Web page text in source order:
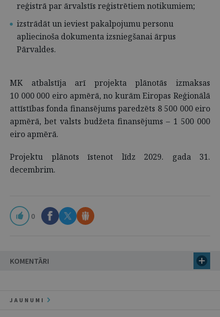
reģistrā par ārvalstīs reģistrētiem notikumiem;
izstrādāt un ieviest pakalpojumu personu
apliecinoša dokumenta izsniegšanai ārpus
Pārvaldes.
MK atbalstīja arī projekta plānotās izmaksas
10 000 000 eiro apmērā, no kurām Eiropas Reģionālā
attīstības fonda finansējums paredzēts 8 500 000 eiro
apmērā, bet valsts budžeta finansējums – 1 500 000
eiro apmērā.
Projektu plānots īstenot līdz 2029. gada 31.
decembrim.
0
KOMENTĀRI
JAUNUMI